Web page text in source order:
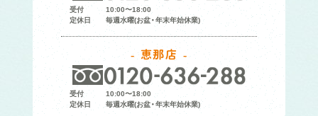
受付
10:00〜18:00
定休日
毎週水曜(お盆・年末年始休業)
恵那店
受付
10:00〜18:00
定休日
毎週水曜(お盆・年末年始休業)